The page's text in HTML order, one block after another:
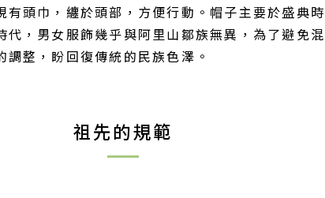
頭巾，纏於頭部，方便行動。帽子主要於盛典
，男女服飾幾乎與阿里山鄒族無異，為了避免
整，盼回復傳統的民族色澤。
祖先的規範